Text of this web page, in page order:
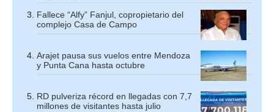
Fallece “Alfy” Fanjul, copropietario del
complejo Casa de Campo
Arajet pausa sus vuelos entre Mendoza
y Punta Cana hasta octubre
RD pulveriza récord en llegadas con 7,7
millones de visitantes hasta julio